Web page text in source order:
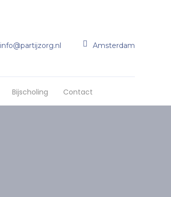
info@partijzorg.nl Amsterdam
Bijscholing Contact